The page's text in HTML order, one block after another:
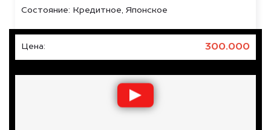
Состояние: Кредитное, Японское
Цена: 300.000